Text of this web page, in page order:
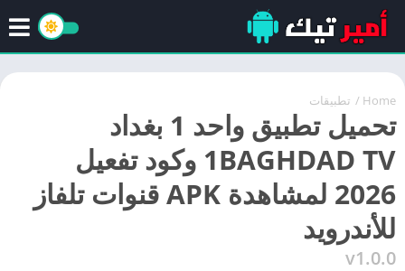
Home
/ تطبيقات
تحميل تطبيق واحد 1 بغداد
1BAGHDAD TV وكود تفعيل
2026 لمشاهدة APK قنوات تلفاز
للأندرويد
v1.0.0